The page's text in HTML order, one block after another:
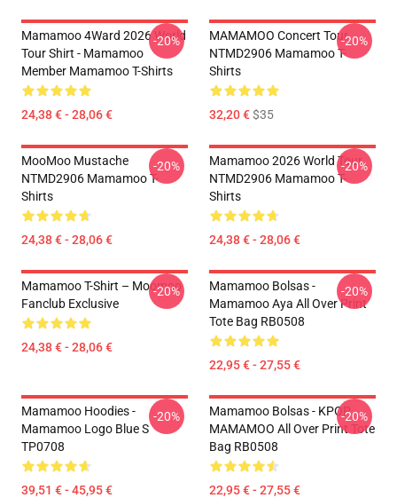
Mamamoo 4Ward 2026 World
Tour Shirt - Mamamoo
Member Mamamoo T-Shirts
24,38 € - 28,06 €
-20%
MAMAMOO Concert Tour
NTMD2906 Mamamoo T-
Shirts
32,20 €$35
-20%
MooMoo Mustache
NTMD2906 Mamamoo T-
Shirts
24,38 € - 28,06 €
-20%
Mamamoo 2026 World Tour
NTMD2906 Mamamoo T-
Shirts
24,38 € - 28,06 €
-20%
Mamamoo T-Shirt – Moomoo
Fanclub Exclusive
24,38 € - 28,06 €
-20%
Mamamoo Bolsas -
Mamamoo Aya All Over Print
Tote Bag RB0508
22,95 € - 27,55 €
-20%
Mamamoo Hoodies -
Mamamoo Logo Blue S
TP0708
39,51 € - 45,95 €
-20%
Mamamoo Bolsas - KPOP
MAMAMOO All Over Print Tote
Bag RB0508
22,95 € - 27,55 €
-20%